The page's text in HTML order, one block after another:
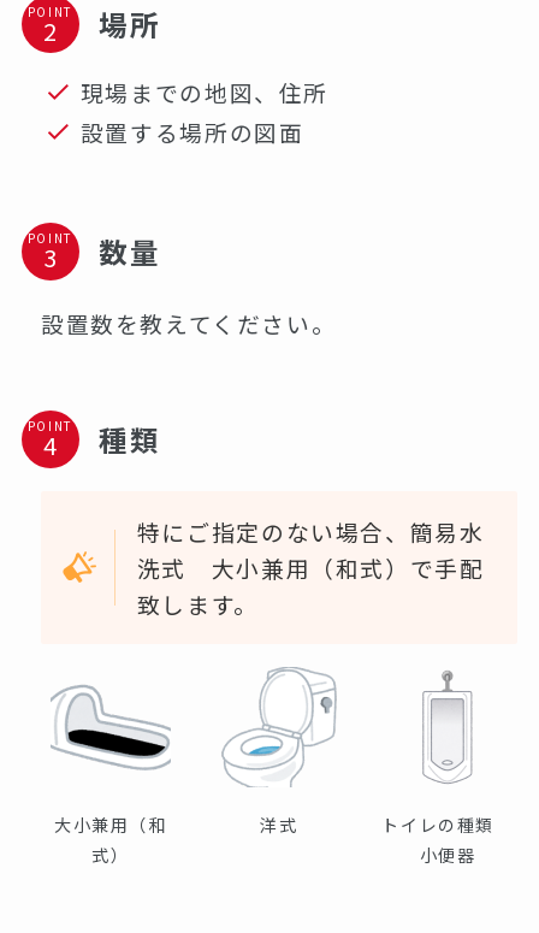
POINT 場所
現場までの地図、住所
設置する場所の図面
POINT 数量
設置数を教えてください。
POINT 種類
特にご指定のない場合、簡易水
洗式 大小兼用（和式）で手配
致します。
大小兼用（和
式）
洋式
トイレの種類
小便器